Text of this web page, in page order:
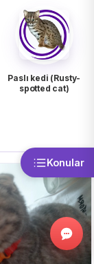
Paslı kedi (Rusty-
spotted cat)
Konular